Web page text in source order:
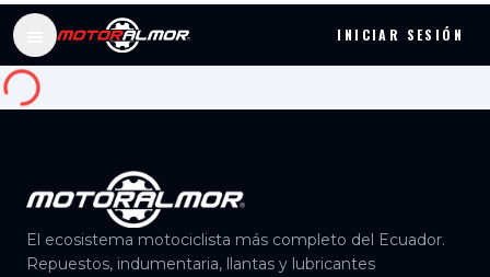
INICIAR SESIÓN
Catálogo de repuestos, llantas y cascos para moto
El ecosistema motociclista más completo del Ecuador.
Repuestos, indumentaria, llantas y lubricantes